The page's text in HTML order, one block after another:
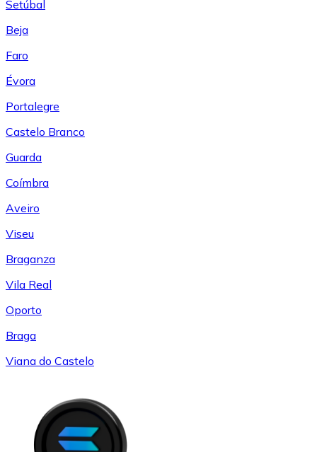
Setúbal
Beja
Faro
Évora
Portalegre
Castelo Branco
Guarda
Coímbra
Aveiro
Viseu
Braganza
Vila Real
Oporto
Braga
Viana do Castelo